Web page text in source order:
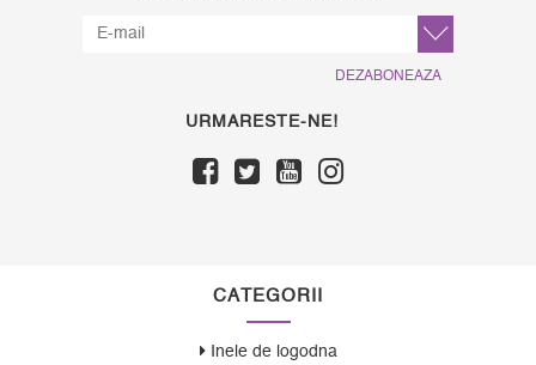
DEZABONEAZA
URMARESTE-NE!
CATEGORII
Inele de logodna